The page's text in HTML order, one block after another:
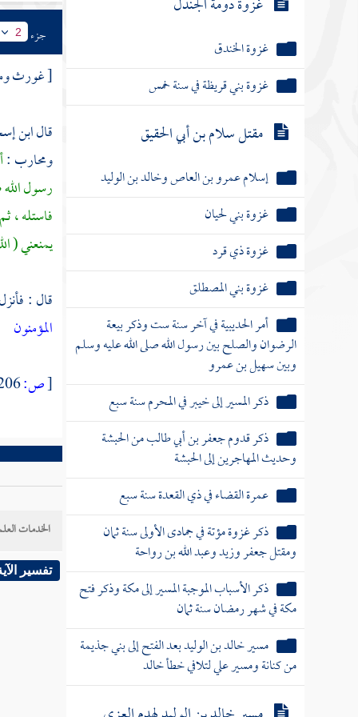
غزوة الخندق
غزوة بني قريظة في سنة خمس
مقتل سلام بن أبي الحقيق
إسلام عمرو بن العاص وخالد بن الوليد
غزوة بني لحيان
غزوة ذي قرد
غزوة بني المصطلق
أمر الحديبية في آخر سنة ست وذكر بيعة
الرضوان والصلح بين رسول الله صلى الله عليه وسلم
وبين سهيل بن عمرو
ذكر المسير إلى خيبر في المحرم سنة سبع
ذكر قدوم جعفر بن أبي طالب من الحبشة
وحديث المهاجرين إلى الحبشة
عمرة القضاء في ذي القعدة سنة سبع
ذكر غزوة مؤتة في جمادى الأولى سنة ثمان
ومقتل جعفر وزيد وعبد الله بن رواحة
ذكر الأسباب الموجبة المسير إلى مكة وذكر فتح
مكة في شهر رمضان سنة ثمان
مسير خالد بن الوليد بعد الفتح إلى بني جذيمة
من كنانة ومسير علي لتلافي خطأ خالد
جزء 2
[غورث
قالابن
ومحارب:
رسول
فاستله ،
يمنعني (
قال :
المؤمنون
[ص:
الخدمات
تفسير